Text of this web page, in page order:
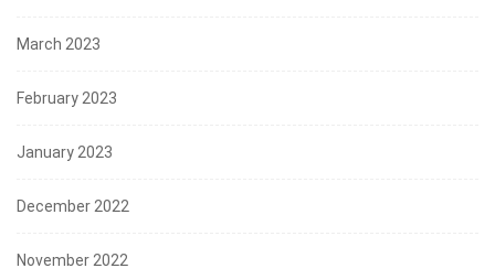
March 2023
February 2023
January 2023
December 2022
November 2022